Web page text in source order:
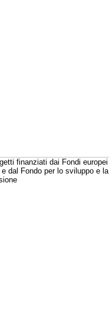
finanziati dai Fondi europei
dal Fondo per lo sviluppo e la